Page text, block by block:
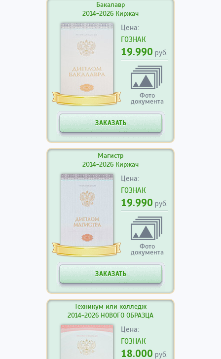
Бакалавр
2014-2026 Киржач
Цена:
ГОЗНАК
19.990 руб.
Фото
документа
ЗАКАЗАТЬ
Магистр
2014-2026 Киржач
Цена:
ГОЗНАК
19.990 руб.
Фото
документа
ЗАКАЗАТЬ
Техникум или колледж
2014-2026 НОВОГО ОБРАЗЦА
Цена:
ГОЗНАК
18.000 руб.